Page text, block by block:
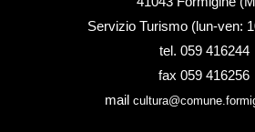
Servizio Turismo (lun-ven:
tel. 059 416244
fax 059 416256
mail